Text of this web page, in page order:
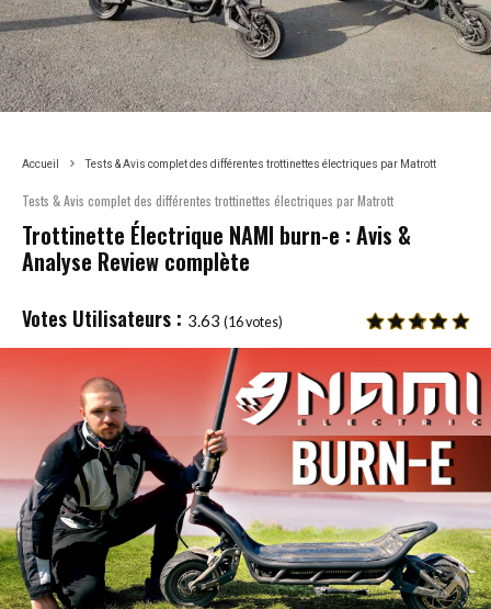
Accueil Tests & Avis complet des différentes trottinettes électriques par Matrott
Tests & Avis complet des différentes trottinettes électriques par Matrott
Trottinette Électrique NAMI burn-e : Avis &
Analyse Review complète
3.63 (16votes)